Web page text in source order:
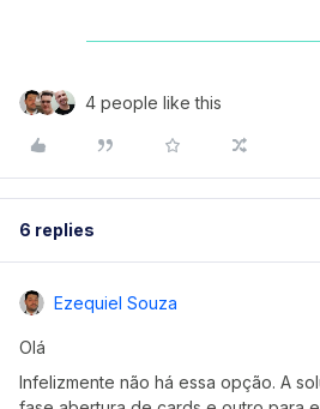
4 people like this
6 replies
Ezequiel Souza
Olá
Infelizmente não há essa opção. A